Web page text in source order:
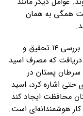
همگی به همان
در واقع، نتایج فراتحلیلی در سال ۲۰۲۳ به بررسی ۱۴ تحقیق و
پرداخت و دریافت که مصرف اسید
سرطان پستان در
اشاره کرد، اسید
محافظت ایجاد کند
هوشمندانه‌ای است.